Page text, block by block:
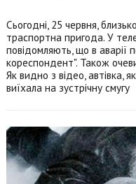
Сьогодні, 25 червня,
траспортна пригода. У
повідомляють, що в
кореспондент". Також
Як видно з відео, автівка,
виїхала на зустрічну смугу